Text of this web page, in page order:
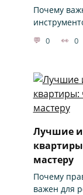
Почему
0 0
Лучшие
мастеру
Почему
важен для